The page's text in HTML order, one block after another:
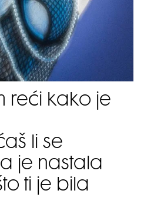
reći kako je
li se
je nastala
ti je bila